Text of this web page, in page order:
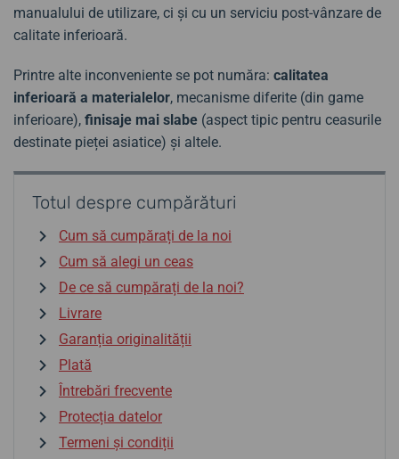
manualului de utilizare, ci și cu un serviciu post-vânzare de
calitate inferioară.
Printre alte inconveniente se pot număra: calitatea
inferioară a materialelor, mecanisme diferite (din game
inferioare), finisaje mai slabe (aspect tipic pentru ceasurile
destinate pieței asiatice) și altele.
Totul despre cumpărături
Cum să cumpărați de la noi
Cum să alegi un ceas
De ce să cumpărați de la noi?
Livrare
Garanția originalității
Plată
Întrebări frecvente
Protecția datelor
Termeni și condiții